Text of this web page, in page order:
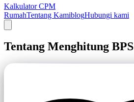
Kalkulator CPM
RumahTentang KamiblogHubungi kami
Tentang Menghitung BPS